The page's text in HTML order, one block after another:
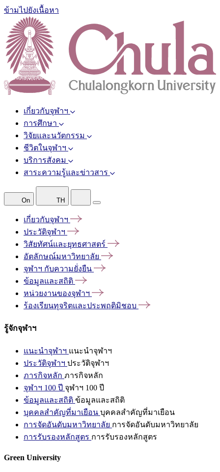
ข้ามไปยังเนื้อหา
เกี่ยวกับจุฬาฯ
การศึกษา
วิจัยและนวัตกรรม
ชีวิตในจุฬาฯ
บริการสังคม
สาระความรู้และข่าวสาร
On TH
เกี่ยวกับจุฬาฯ
ประวัติจุฬาฯ
วิสัยทัศน์และยุทธศาสตร์
อัตลักษณ์มหาวิทยาลัย
จุฬาฯ กับความยั่งยืน
ข้อมูลและสถิติ
หน่วยงานของจุฬาฯ
ร้องเรียนทุจริตและประพฤติมิชอบ
รู้จักจุฬาฯ
แนะนำจุฬาฯ แนะนำจุฬาฯ
ประวัติจุฬาฯ ประวัติจุฬาฯ
ภารกิจหลัก ภารกิจหลัก
จุฬาฯ 100 ปี จุฬาฯ 100 ปี
ข้อมูลและสถิติ ข้อมูลและสถิติ
บุคคลสำคัญที่มาเยือน บุคคลสำคัญที่มาเยือน
การจัดอันดับมหาวิทยาลัย การจัดอันดับมหาวิทยาลัย
การรับรองหลักสูตร การรับรองหลักสูตร
Green University